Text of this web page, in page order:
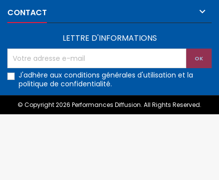
CONTACT 
LETTRE D'INFORMATIONS
J'adhère aux conditions générales d'utilisation et la
politique de confidentialité.
© Copyright 2026 Performances Diffusion. All Rights Reserved.